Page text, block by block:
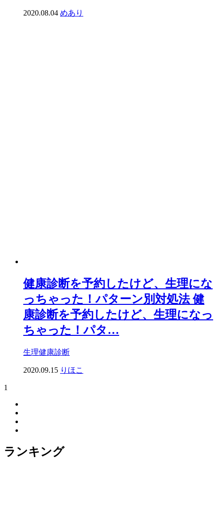
2020.08.04 めあり
健康診断を予約したけど、生理にな
っちゃった！パターン別対処法健
康診断を予約したけど、生理になっ
ちゃった！パタ…
生理健康診断
2020.09.15 りほこ
1
ランキング